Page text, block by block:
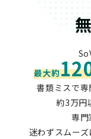
最大約
書類ミスで
約3万円
専門
迷わずスムー